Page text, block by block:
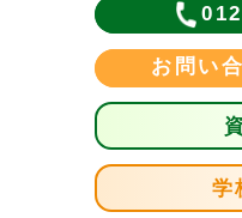
お問い
学